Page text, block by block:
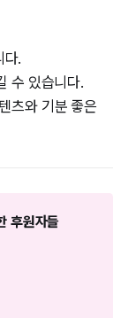
다.
수 있습니다.
츠와 기분 좋은
후원자들